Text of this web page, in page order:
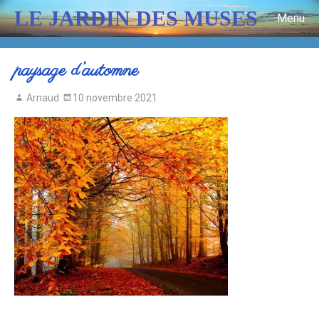
LE JARDIN DES MUSES
Menu
Skip to content
paysage d’automne
Arnaud 10 novembre 2021